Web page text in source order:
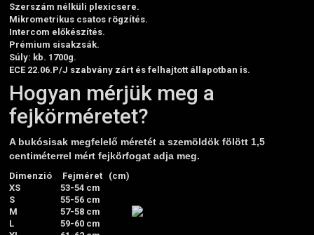
Szerszám nélküli plexicsere.
Mikrometrikus csatos rögzítés.
Intercom előkészítés.
Prémium sisakzsák.
Súly: kb. 1700g.
ECE 22.06.P/J szabvány zárt és felhajtott állapotban is.
Hogyan mérjük meg a
fejkörméretet?
A bukósisak megfelelő méretét a szemöldök fölött 1,5
centiméterrel mért fejkörfogat adja meg.
Dimenzió
Fejméret (cm)
XS
53-54 cm
S
55-56 cm
M
57-58 cm
L
59-60 cm